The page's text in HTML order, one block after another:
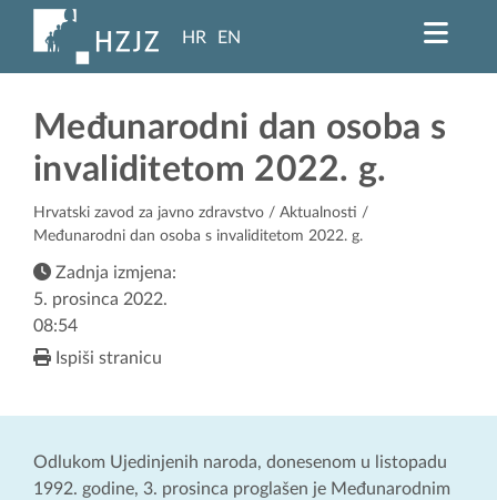
HR EN
Međunarodni dan osoba s
invaliditetom 2022. g.
Hrvatski zavod za javno zdravstvo / Aktualnosti /
Međunarodni dan osoba s invaliditetom 2022. g.
Zadnja izmjena:
5. prosinca 2022.
08:54
Ispiši stranicu
Odlukom Ujedinjenih naroda, donesenom u listopadu
1992. godine, 3. prosinca proglašen je Međunarodnim